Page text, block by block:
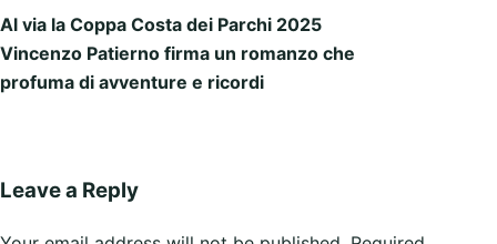
Post navigation
Al via la Coppa Costa dei Parchi 2025
Vincenzo Patierno firma un romanzo che
profuma di avventure e ricordi
Leave a Reply